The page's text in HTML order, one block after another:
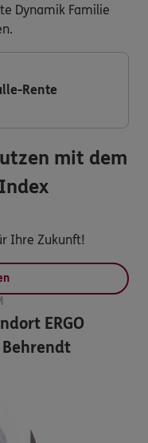
Dynamik Familie
Rente
mit dem
Ihre Zukunft!
ERGO